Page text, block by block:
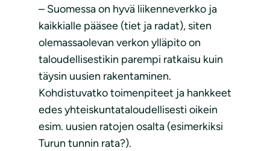
– Suomessa on hyvä liikenneverkko ja
kaikkialle pääsee (tiet ja radat), siten
olemassaolevan verkon ylläpito on
taloudellisestikin parempi ratkaisu kuin
täysin uusien rakentaminen.
Kohdistuvatko toimenpiteet ja hankkeet
edes yhteiskuntataloudellisesti oikein
esim. uusien ratojen osalta (esimerkiksi
Turun tunnin rata?).